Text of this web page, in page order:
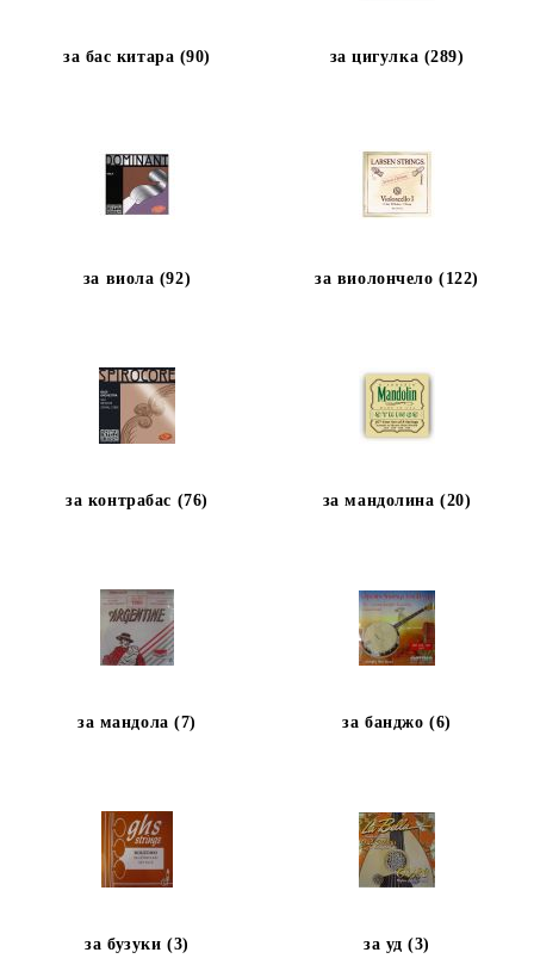
за бас китара (90) за цигулка (289)
за виола (92) за виолончело (122)
за контрабас (76) за мандолина (20)
за мандола (7) за банджо (6)
за бузуки (3) за уд (3)